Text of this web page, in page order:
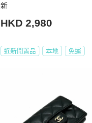
新
HKD 2,980
近新閒置品 本地 免運